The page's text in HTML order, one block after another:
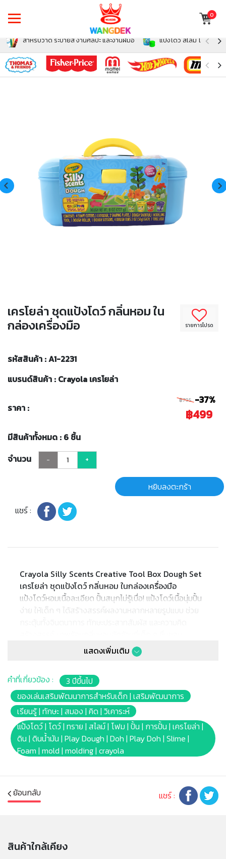
0
สำหรับวาด ระบายสี งานศิลปะ และงานฝีมือ แป้งโดว์ สไลม์ โฟม สำห
รายการโปรด
เครโยล่า ชุดแป้งโดว์ กลิ่นหอม ใน
กล่องเครื่องมือ
รหัสสินค้า : A1-2231
แบรนด์สินค้า : Crayola เครโยล่า
ราคา :
฿795 -37%
฿499
มีสินค้าทั้งหมด : 6 ชิ้น
จำนวน
- +
หยิบลงตะกร้า
แชร์ :
Crayola Silly Scents Creative Tool Box Dough Set
เครโยล่า ชุดแป้งโดว์ กลิ่นหอม ในกล่องเครื่องมือ
แป้งโดว์หอมเนื้อละเอียด ปั้นสนุกไม่รู้เบื่อ! แป้งโดว์เนื้อนุ่มปั้น
ง่าย ให้เด็ก ๆ ได้สร้างสรรค์ผลงานหลากหลายรูปแบบ ช่วย
สามารถผสม ปั้น และนำกลับมาใช้ซ้ำได้หลายครั้ง เหมาะ
สำหรับให้เจ้าตัวเล็กสนุกเพลิดเพลินได้ทั้งวัน!
อุปกรณ์ตัด ปาด และขึ้นรูปแป้งโดว์ 2ชิ้น, ที่รีดแป้ง 1ชิ้น, โรล
กลิ้ง 1ชิ้น, แม่พิมพ์ปั๊มลาย 4ชิ้น, แม่พิมพ์ลายเล็ก 2ชิ้น, ที่กด
แป้งให้เป็นเส้น 1ชิ้น และกล่องเก็บอุปกรณ์ต่างๆ 1ชิ้น
✔ ปั้นซ้ำได้ ไม่แห้งไว เก็บใช้ได้นาน เก็บในกระปุกหลังใช้งาน
เพื่อคงความนุ่ม
✔ ควรเก็บในที่เย็น ในภาชนะให้มิดชิดหลังการเล่นเพื่อคง
ความนุ่ม หลีกเลี่ยงเปลวไฟ และห้ามเข้าเตาอบ หรือไมโครเวฟ
✔ ควรหลีกเลี่ยงการถูลงบนพรมหรือผ้า สีในแป้งอาจทำให้
ผ้าเปื้อน ห้ามขยี้แป้งเปียกลงบนพรมหรือผ้า หากตกหล่น ให้
ปล่อยให้แห้งแล้วขูดออกหรือดูดด้วยเครื่องดูดฝุ่น
✔ เด็กเล็กควรเล่นในการดูแลของผู้ปกครองอย่างใกล้ชิด
ห้ามนำเข้าจมูก หู หรือดวงตา เด็กที่แพ้กลูเตนจากข้าวสาลี
แสดงเพิ่มเติม
คำที่เกี่ยวข้อง :
3 ปีขึ้นไป
ของเล่นเสริมพัฒนาการสำหรับเด็ก | เสริมพัฒนาการ
เรียนรู้ | ทักษะ | สมอง | คิด | วิเคาระห์
แป้งโดว์ | โดว์ | ทราย | สไลม์ | โฟม | ปั้น | การปั้น | เครโยล่า |
ดิน | ดินน้ำมัน | Play Dough | Doh | Play Doh | Slime |
Foam | mold | molding | crayola
ย้อนกลับ แชร์ :
สินค้าใกล้เคียง